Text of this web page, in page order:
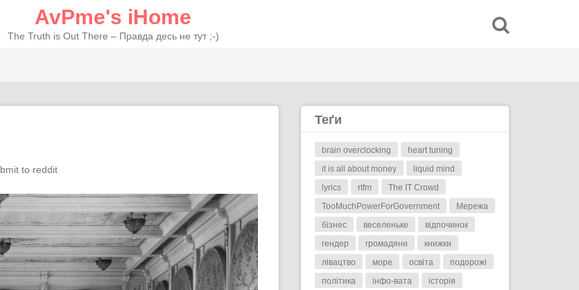
AvPme's iHome
The Truth is Out There – Правда десь не тут ;-)
Теґи
brain overclocking
heart tuning
it is all about money
liquid mind
lyrics
rtfm
The IT Crowd
TooMuchPowerForGovernment
Мережа
бізнес
веселеньке
відпочинок
гендер
громадяни
книжки
лівацтво
море освіта
подорожі
політика
інфо-вата історія